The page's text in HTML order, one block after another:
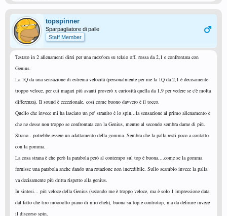
topspinner
Sparpagliatore di palle
Staff Member
Testato in 2 allenamenti direi per una mezz'ora su telaio off, rossa da 2,1 e confrontata con
Genius.
La 1Q da una sensazione di estrema velocità (personalmente per me la 1Q da 2,1 è decisamente
troppo veloce, per cui magari più avanti proverò x curiosità quella da 1,9 per vedere se c'è molta
differenza). Il sound è eccezionale, così come buono davvero è il tocco.
Quello che invece mi ha lasciato un po' stranito è lo spin...la sensazione al primo allenamento è
che ne desse non troppo se confrontata con la Genius, mentre al secondo sembra darne di più.
Strano...potrebbe essere un adattamento della gomma. Sembra che la palla resti poco a contatto
con la gomma.
La cosa strana è che però laparabola però al contempo sul top è buona....come se la gomma
fornisse una parabola anche dando una rotazione non incredibile. Sullo scambio invece la palla
va decisamente più dritta rispetto alla genius.
In sintesi... più veloce della Genius (secondo me è troppo veloce, ma è solo 1 impressione data
dal fatto che tiro moooolto piano di mio eheh), buona su top e controtop, ma da definire invece
il discorso spin.